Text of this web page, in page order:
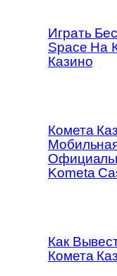
Играть
Space На
Казино
Комета
Kometa
Как
Комета